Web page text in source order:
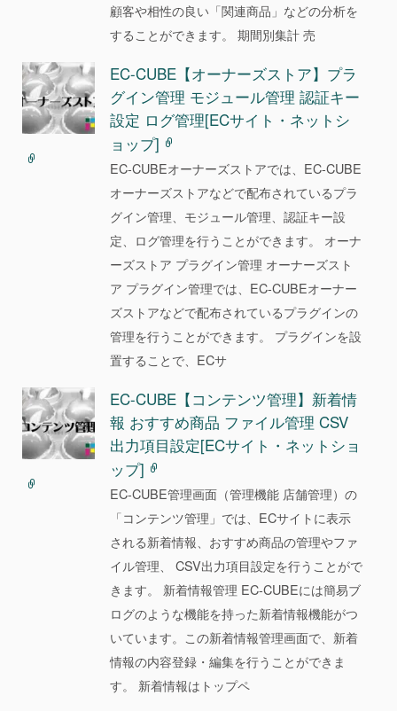
顧客や相性の良い「関連商品」などの分析を
することができます。 期間別集計 売
EC-CUBE【オーナーズストア】プラ
グイン管理 モジュール管理 認証キー
設定 ログ管理[ECサイト・ネットシ
ョップ]
EC-CUBEオーナーズストアでは、EC-CUBE
オーナーズストアなどで配布されているプラ
グイン管理、モジュール管理、認証キー設
定、ログ管理を行うことができます。 オーナ
ーズストア プラグイン管理 オーナーズスト
ア プラグイン管理では、EC-CUBEオーナー
ズストアなどで配布されているプラグインの
管理を行うことができます。 プラグインを設
置することで、ECサ
EC-CUBE【コンテンツ管理】新着情
報 おすすめ商品 ファイル管理 CSV
出力項目設定[ECサイト・ネットショ
ップ]
EC-CUBE管理画面（管理機能 店舗管理）の
「コンテンツ管理」では、ECサイトに表示
される新着情報、おすすめ商品の管理やファ
イル管理、 CSV出力項目設定を行うことがで
きます。 新着情報管理 EC-CUBEには簡易ブ
ログのような機能を持った新着情報機能がつ
いています。この新着情報管理画面で、新着
情報の内容登録・編集を行うことができま
す。 新着情報はトップペ